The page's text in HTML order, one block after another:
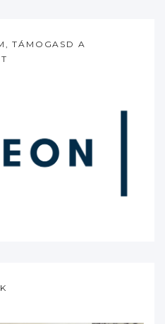
TÁMOGASD A